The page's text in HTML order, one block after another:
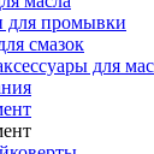
для промывки
смазок
для